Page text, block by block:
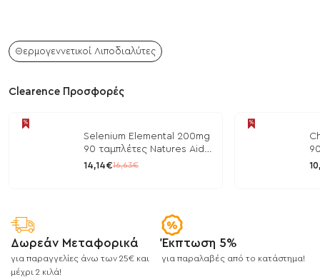
Θερμογεννετικοί Λιποδιαλύτες
Clearence Προσφορές
Selenium Elemental 200mg
90 ταμπλέτες Natures Aid
/ Μέταλλα
14,14€16,63€
/
Δωρεάν Μεταφορικά
για παραγγελίες άνω των 25€ και
μέχρι 2 κιλά!
Έκπτωση 5%
για παραλαβές από το κατάστημα!